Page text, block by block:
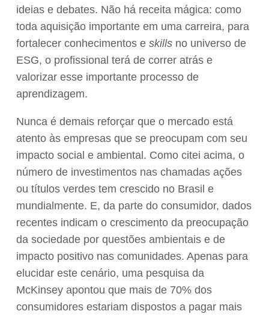
ideias e debates. Não há receita mágica: como
toda aquisição importante em uma carreira, para
fortalecer conhecimentos e skills no universo de
ESG, o profissional terá de correr atrás e
valorizar esse importante processo de
aprendizagem.
Nunca é demais reforçar que o mercado está
atento às empresas que se preocupam com seu
impacto social e ambiental. Como citei acima, o
número de investimentos nas chamadas ações
ou títulos verdes tem crescido no Brasil e
mundialmente. E, da parte do consumidor, dados
recentes indicam o crescimento da preocupação
da sociedade por questões ambientais e de
impacto positivo nas comunidades. Apenas para
elucidar este cenário, uma pesquisa da
McKinsey apontou que mais de 70% dos
consumidores estariam dispostos a pagar mais